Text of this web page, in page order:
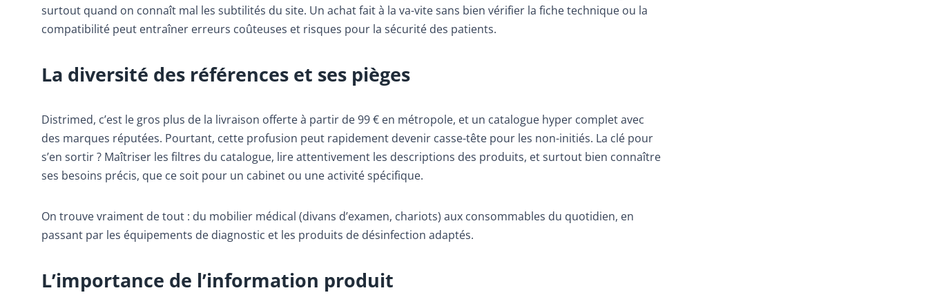
surtout quand on connaît mal les subtilités du site. Un achat fait à la va-vite sans bien vérifier la fiche technique ou la
compatibilité peut entraîner erreurs coûteuses et risques pour la sécurité des patients.
La diversité des références et ses pièges
Distrimed, c’est le gros plus de la livraison offerte à partir de 99 € en métropole, et un catalogue hyper complet avec
des marques réputées. Pourtant, cette profusion peut rapidement devenir casse-tête pour les non-initiés. La clé pour
s’en sortir ? Maîtriser les filtres du catalogue, lire attentivement les descriptions des produits, et surtout bien connaître
ses besoins précis, que ce soit pour un cabinet ou une activité spécifique.
On trouve vraiment de tout : du mobilier médical (divans d’examen, chariots) aux consommables du quotidien, en
passant par les équipements de diagnostic et les produits de désinfection adaptés.
L’importance de l’information produit